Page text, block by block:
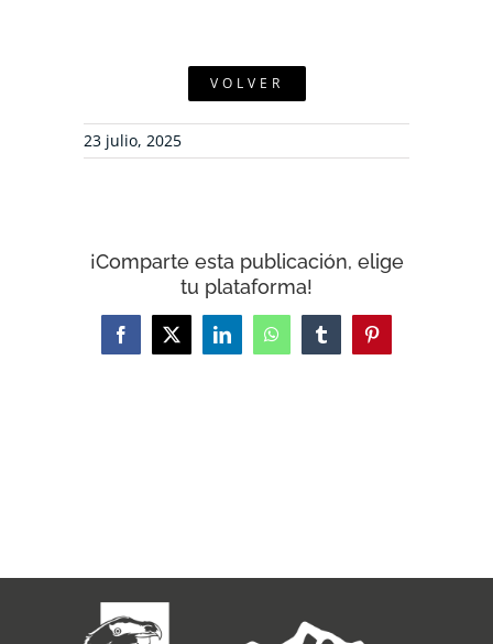
VOLVER
23 julio, 2025
¡Comparte esta publicación, elige
tu plataforma!
Facebook
X LinkedInWhatsAppTumblrPinterest